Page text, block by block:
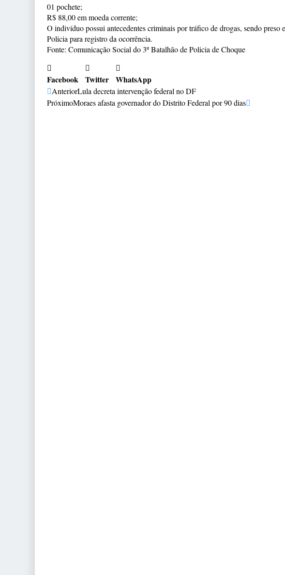
01 pochete;
R$ 88,00 em moeda corrente;
O indivíduo possui antecedentes criminais por tráfico de drogas, sendo preso
Policia para registro da ocorrência.
Fonte: Comunicação Social do 3º Batalhão de Policia de Choque
Facebook Twitter WhatsApp
AnteriorLula decreta intervenção federal no DF
PróximoMoraes afasta governador do Distrito Federal por 90 dias